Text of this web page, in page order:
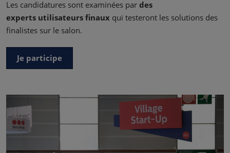
Les candidatures sont examinées par des
experts utilisateurs finaux qui testeront les solutions des
finalistes sur le salon.
Je participe